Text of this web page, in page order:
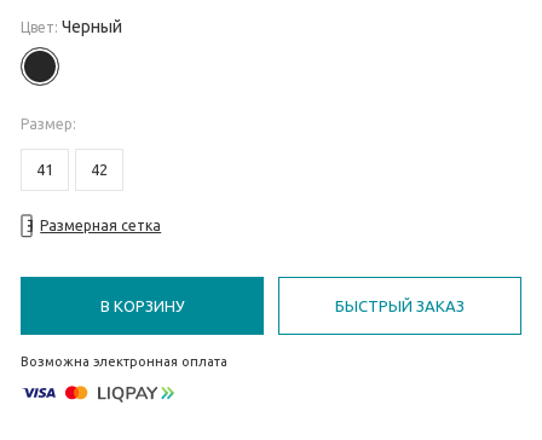
Цвет: Черный
Размер:
41 42
Размерная сетка
В КОРЗИНУ БЫСТРЫЙ ЗАКАЗ
Возможна электронная оплата